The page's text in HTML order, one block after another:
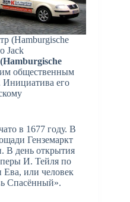
(Hamburgische
Jack
общественным
Инициатива его
в 1677 году. В
Генземаркт
В день открытия
И. Тейля по
или человек
Спасённый».